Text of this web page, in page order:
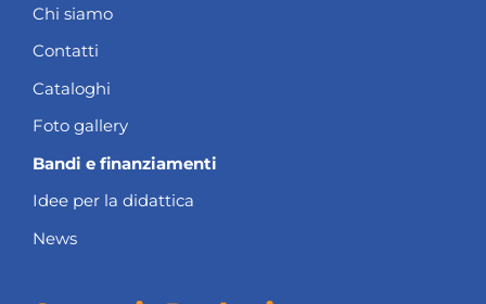
Chi siamo
Contatti
Cataloghi
Foto gallery
Bandi e finanziamenti
Idee per la didattica
News